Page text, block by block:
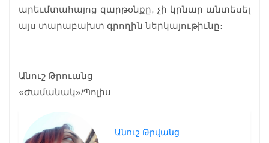
արեւմտահայոց զարթօնքը, չի կրնար անտեսել
այս տարաբախտ գրողին ներկայութիւնը։
Անուշ Թրուանց
«Ժամանակ»/Պոլիս
Անուշ Թրվանց